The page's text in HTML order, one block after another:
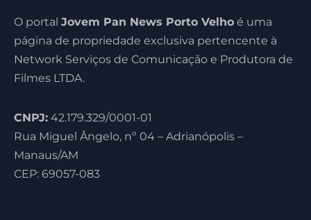
O portal Jovem Pan News Porto Velho é uma
página de propriedade exclusiva pertencente à
Network Serviços de Comunicação e Produtora de
Filmes LTDA.
CNPJ: 42.179.329/0001-01
Rua Miguel Ângelo, nº 04 – Adrianópolis –
Manaus/AM
CEP: 69057-083